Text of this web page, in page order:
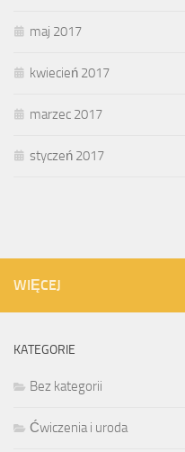
maj 2017
kwiecień 2017
marzec 2017
styczeń 2017
WIĘCEJ
KATEGORIE
Bez kategorii
Ćwiczenia i uroda